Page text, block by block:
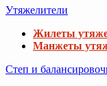
Утяжелители
Жилеты
Манжеты
Степ и